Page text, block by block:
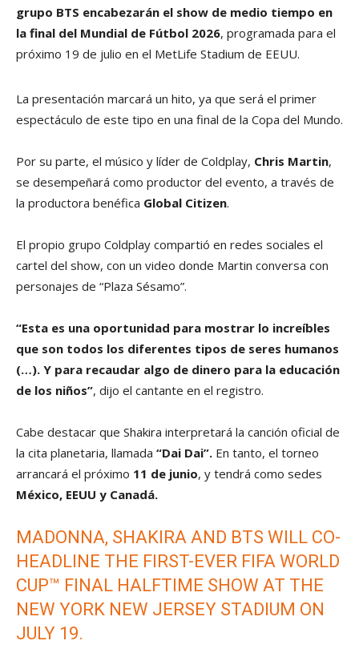
grupo BTS encabezarán el show de medio tiempo en
la final del Mundial de Fútbol 2026, programada para el
próximo 19 de julio en el MetLife Stadium de EEUU.
La presentación marcará un hito, ya que será el primer
espectáculo de este tipo en una final de la Copa del Mundo.
Por su parte, el músico y líder de Coldplay, Chris Martin,
se desempeñará como productor del evento, a través de
la productora benéfica Global Citizen.
El propio grupo Coldplay compartió en redes sociales el
cartel del show, con un video donde Martin conversa con
personajes de “Plaza Sésamo”.
“Esta es una oportunidad para mostrar lo increíbles
que son todos los diferentes tipos de seres humanos
(…). Y para recaudar algo de dinero para la educación
de los niños”, dijo el cantante en el registro.
Cabe destacar que Shakira interpretará la canción oficial de
la cita planetaria, llamada “Dai Dai”. En tanto, el torneo
arrancará el próximo 11 de junio, y tendrá como sedes
México, EEUU y Canadá.
MADONNA, SHAKIRA AND BTS WILL CO-
HEADLINE THE FIRST-EVER FIFA WORLD
CUP™ FINAL HALFTIME SHOW AT THE
NEW YORK NEW JERSEY STADIUM ON
JULY 19.